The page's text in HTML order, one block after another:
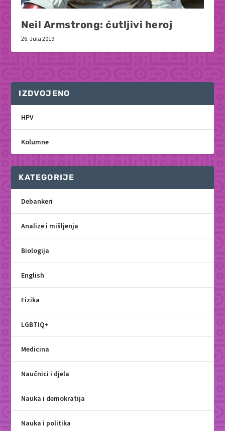
Neil Armstrong: ćutljivi heroj
26. Jula 2019.
IZDVOJENO
HPV
Kolumne
KATEGORIJE
Debankeri
Analize i mišljenja
Biologija
English
Fizika
LGBTIQ+
Medicina
Naučnici i djela
Nauka i demokratija
Nauka i politika